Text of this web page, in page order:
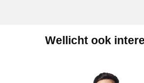
Wellicht ook